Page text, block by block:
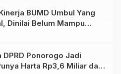
BUMD Umbul Yang
Dinilai Belum Mampu
DPRD Ponorogo Jadi
Harta Rp3,6 Miliar dan